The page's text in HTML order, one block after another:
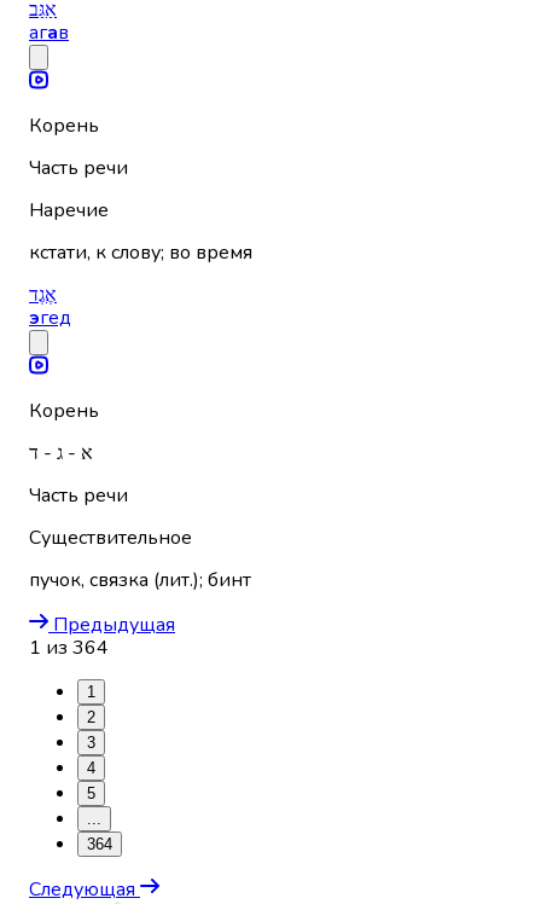
אַגַּב
агав
Корень
Часть речи
Наречие
кстати, к слову; во время
אֶגֶד
эгед
Корень
א - ג - ד
Часть речи
Существительное
пучок, связка (лит.); бинт
Предыдущая
1 из 364
1
2
3
4
5
364
Следующая